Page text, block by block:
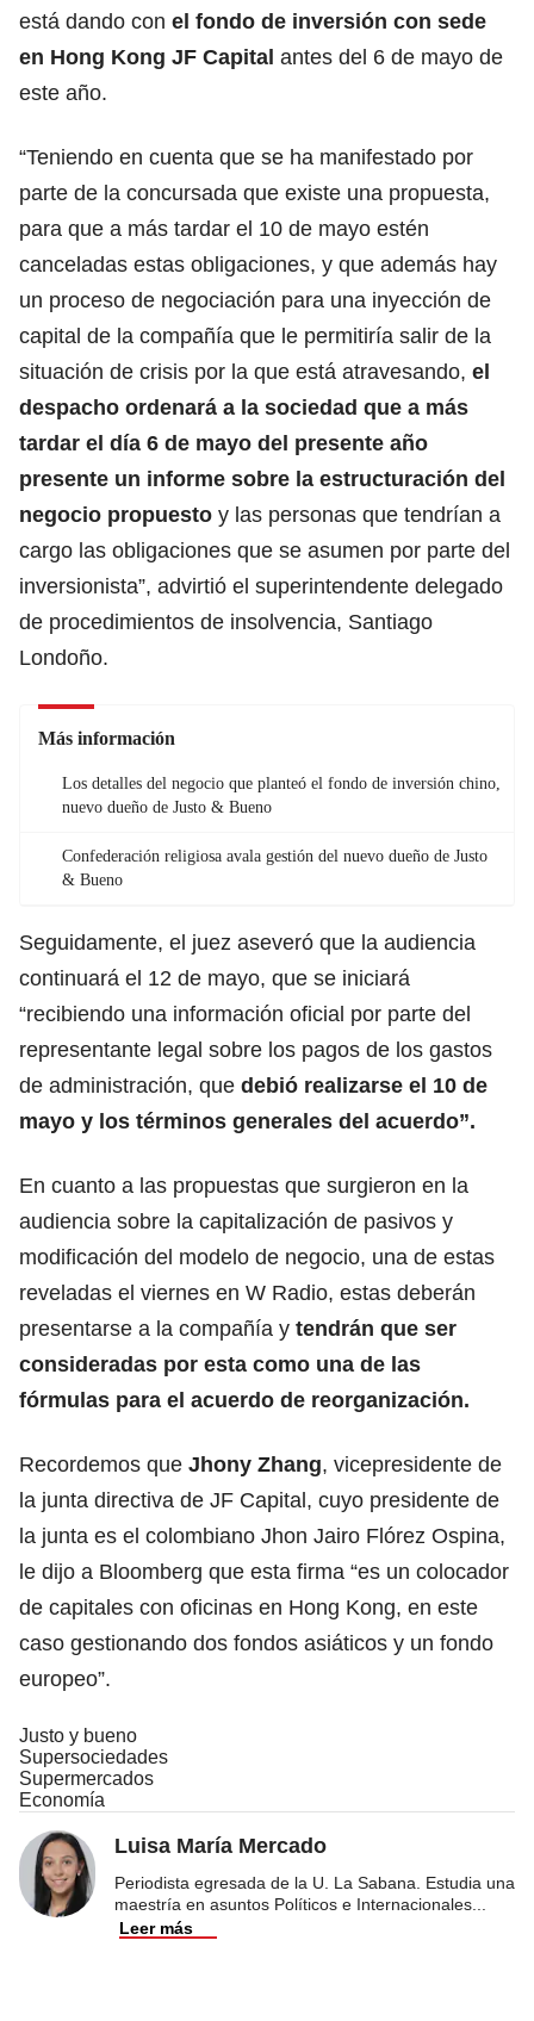
está dando con el fondo de inversión con sede
en Hong Kong JF Capital antes del 6 de mayo de
este año.
“Teniendo en cuenta que se ha manifestado por
parte de la concursada que existe una propuesta,
para que a más tardar el 10 de mayo estén
canceladas estas obligaciones, y que además hay
un proceso de negociación para una inyección de
capital de la compañía que le permitiría salir de la
situación de crisis por la que está atravesando, el
despacho ordenará a la sociedad que a más
tardar el día 6 de mayo del presente año
presente un informe sobre la estructuración del
negocio propuesto y las personas que tendrían a
cargo las obligaciones que se asumen por parte del
inversionista”, advirtió el superintendente delegado
de procedimientos de insolvencia, Santiago
Londoño.
Más información
Los detalles del negocio que planteó el fondo de inversión chino,
nuevo dueño de Justo & Bueno
Confederación religiosa avala gestión del nuevo dueño de Justo
& Bueno
Seguidamente, el juez aseveró que la audiencia
continuará el 12 de mayo, que se iniciará
“recibiendo una información oficial por parte del
representante legal sobre los pagos de los gastos
de administración, que debió realizarse el 10 de
mayo y los términos generales del acuerdo”.
En cuanto a las propuestas que surgieron en la
audiencia sobre la capitalización de pasivos y
modificación del modelo de negocio, una de estas
reveladas el viernes en W Radio, estas deberán
presentarse a la compañía y tendrán que ser
consideradas por esta como una de las
fórmulas para el acuerdo de reorganización.
Recordemos que Jhony Zhang, vicepresidente de
la junta directiva de JF Capital, cuyo presidente de
la junta es el colombiano Jhon Jairo Flórez Ospina,
le dijo a Bloomberg que esta firma “es un colocador
de capitales con oficinas en Hong Kong, en este
caso gestionando dos fondos asiáticos y un fondo
europeo”.
Justo y bueno
Supersociedades
Supermercados
Economía
Luisa María Mercado
Periodista egresada de la U. La Sabana. Estudia una
maestría en asuntos Políticos e Internacionales
Leer más